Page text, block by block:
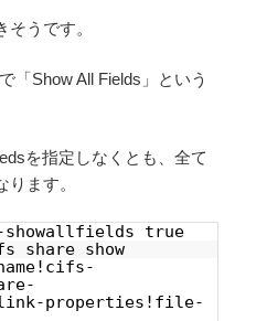
うです。
「Show All Fields」という
を指定しなくとも、全て
ます。
true
share show
properties!file-